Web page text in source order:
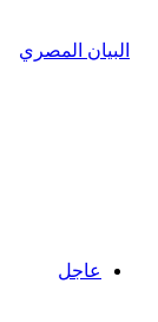
عاجل